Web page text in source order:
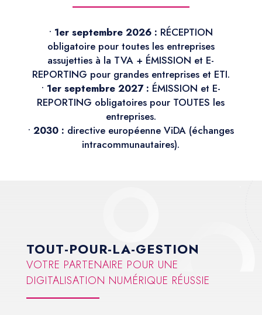
• 1er septembre 2026 : RÉCEPTION
obligatoire pour toutes les entreprises
assujetties à la TVA + ÉMISSION et E-
REPORTING pour grandes entreprises et ETI.
• 1er septembre 2027 : ÉMISSION et E-
REPORTING obligatoires pour TOUTES les
entreprises.
• 2030 : directive européenne ViDA (échanges
intracommunautaires).
TOUT-POUR-LA-GESTION
VOTRE PARTENAIRE POUR UNE
DIGITALISATION NUMÉRIQUE RÉUSSIE